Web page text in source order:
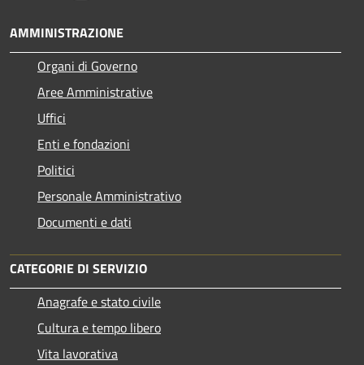
AMMINISTRAZIONE
Organi di Governo
Aree Amministrative
Uffici
Enti e fondazioni
Politici
Personale Amministrativo
Documenti e dati
CATEGORIE DI SERVIZIO
Anagrafe e stato civile
Cultura e tempo libero
Vita lavorativa